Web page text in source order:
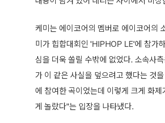
케미는 에이코어의 멤버로 에이코어의
미가 힙합대회인 'HIPHOP LE'에 참가
심을 더욱 쏠릴 수밖에 없었다. 소속사
가 이 같은 사실을 덮으려고 했다는 것
에 참여한 곡이었는데 이렇게 크게 화
게 놀랐다"는 입장을 나타냈다.